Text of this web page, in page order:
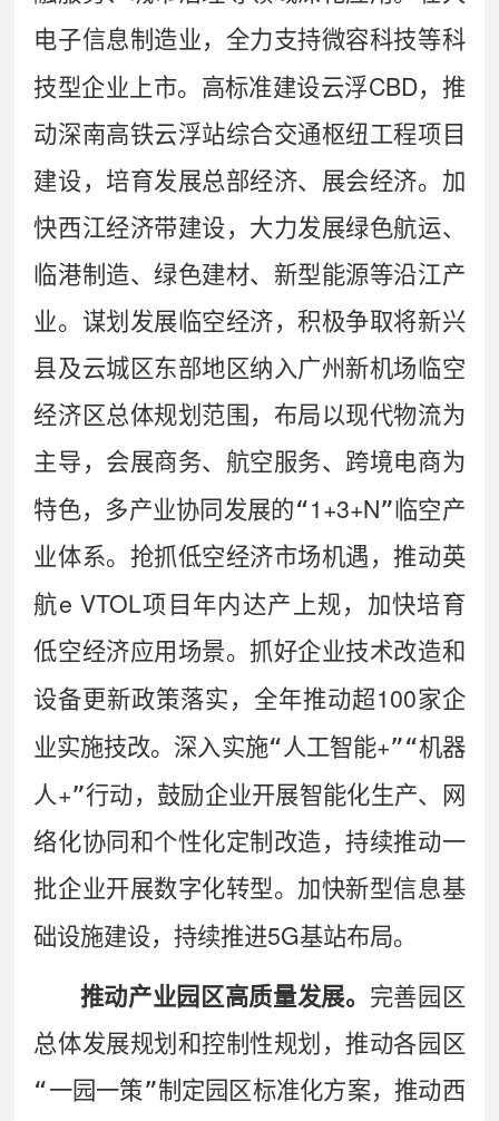
电子信息制造业，全力支持微容科技等科
技型企业上市。高标准建设云浮CBD，推
动深南高铁云浮站综合交通枢纽工程项目
建设，培育发展总部经济、展会经济。加
快西江经济带建设，大力发展绿色航运、
临港制造、绿色建材、新型能源等沿江产
业。 谋划发展临空经济，积极争取将新兴
县及云城区东部地区纳入广州新机场临空
经济区总体规划范围，布局以现代物流为
主导，会展商务、航空服务、跨境电商为
特色，多产业协同发展的“1+3+N”临空产
业体系。抢抓低空经济市场机遇，推动英
航e VTOL项目年内达产上规，加快培育
低空经济应用场景。 抓好企业技术改造和
设备更新政策落实，全年推动超100家企
业实施技改。 深入实施“ 人工智能+”“机器
人+”行动， 鼓励企业开展智能化生产、网
络化协同和个性化定制改造，持续推动一
批企业开展数字化转型。加快新型信息基
础设施建设，持续推进5G基站布局。
推动产业园区高质量发展。 完善园区
总体发展规划和控制性规划，推动各园区
“一园一策”制定园区标准化方案，推动西